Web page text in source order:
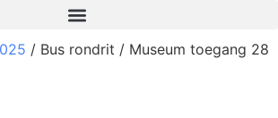
/ Bus rondrit / Museum toegang 28